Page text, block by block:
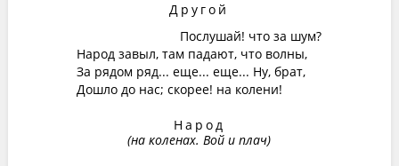
Другой
Послушай! что за шум?
Народ завыл, там падают, что волны,
За рядом ряд... еще... еще... Ну, брат,
Дошло до нас; скорее! на колени!
Народ
(на коленах. Вой и плач)